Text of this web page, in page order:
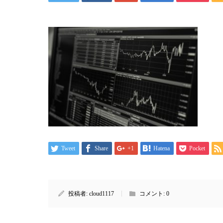
Tweet Share +1 Hatena Pocket
投稿者: cloud1117 コメント: 0